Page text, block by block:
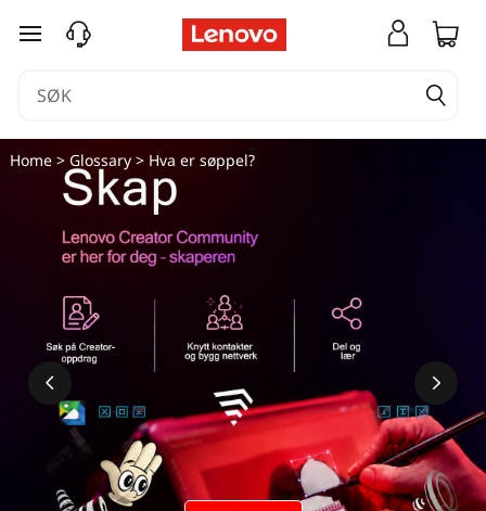
H
e
gå til hovedinnhold
Home> Glossary> Hva er søppel?